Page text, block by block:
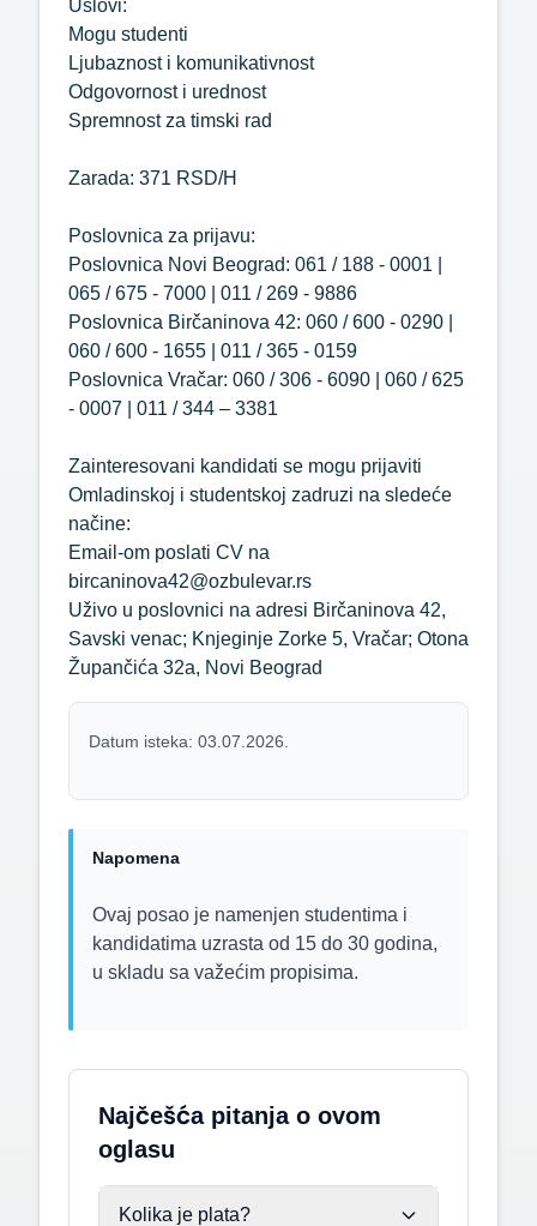
Uslovi:
Mogu studenti
Ljubaznost i komunikativnost
Odgovornost i urednost
Spremnost za timski rad
Zarada: 371 RSD/H
Poslovnica za prijavu:
Poslovnica Novi Beograd: 061 / 188 - 0001 |
065 / 675 - 7000 | 011 / 269 - 9886
Poslovnica Birčaninova 42: 060 / 600 - 0290 |
060 / 600 - 1655 | 011 / 365 - 0159
Poslovnica Vračar: 060 / 306 - 6090 | 060 / 625
- 0007 | 011 / 344 – 3381
Zainteresovani kandidati se mogu prijaviti
Omladinskoj i studentskoj zadruzi na sledeće
načine:
Email-om poslati CV na
bircaninova42@ozbulevar.rs
Uživo u poslovnici na adresi Birčaninova 42,
Savski venac; Knjeginje Zorke 5, Vračar; Otona
Župančića 32a, Novi Beograd
Datum isteka: 03.07.2026.
Napomena
Ovaj posao je namenjen studentima i
kandidatima uzrasta od 15 do 30 godina,
u skladu sa važećim propisima.
Najčešća pitanja o ovom
oglasu
Kolika je plata?